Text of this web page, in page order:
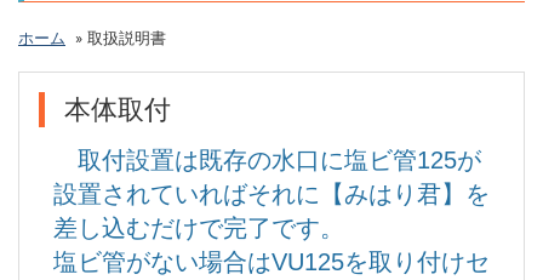
ホーム » 取扱説明書
本体取付
取付設置は既存の水口に塩ビ管125が
設置されていればそれに【みはり君】を
差し込むだけで完了です。
塩ビ管がない場合はVU125を取り付けセ